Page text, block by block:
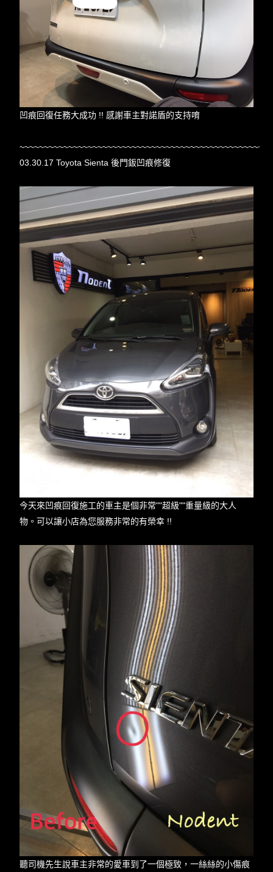
凹痕回復任務大成功 !! 感謝車主對諾盾的支持唷
03.30.17 Toyota Sienta 後門鈑凹痕修復
今天來凹痕回復施工的車主是個非常""超級""重量級的大人
物。可以讓小店為您服務非常的有榮幸 !!
聽司機先生說車主非常的愛車到了一個極致，一絲絲的小傷痕